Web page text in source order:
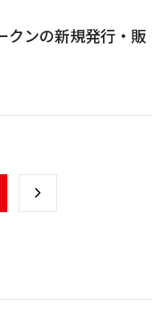
クンの新規発行・販